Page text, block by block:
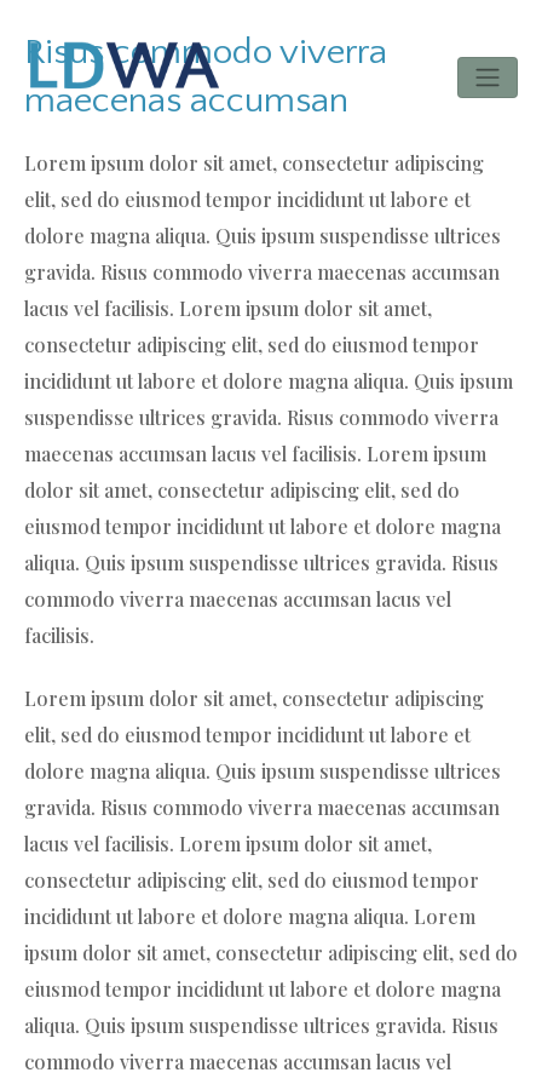
Risus commodo viverra
maecenas accumsan
Lorem ipsum dolor sit amet, consectetur adipiscing
elit, sed do eiusmod tempor incididunt ut labore et
dolore magna aliqua. Quis ipsum suspendisse ultrices
gravida. Risus commodo viverra maecenas accumsan
lacus vel facilisis. Lorem ipsum dolor sit amet,
consectetur adipiscing elit, sed do eiusmod tempor
incididunt ut labore et dolore magna aliqua. Quis ipsum
suspendisse ultrices gravida. Risus commodo viverra
maecenas accumsan lacus vel facilisis. Lorem ipsum
dolor sit amet, consectetur adipiscing elit, sed do
eiusmod tempor incididunt ut labore et dolore magna
aliqua. Quis ipsum suspendisse ultrices gravida. Risus
commodo viverra maecenas accumsan lacus vel
facilisis.
Lorem ipsum dolor sit amet, consectetur adipiscing
elit, sed do eiusmod tempor incididunt ut labore et
dolore magna aliqua. Quis ipsum suspendisse ultrices
gravida. Risus commodo viverra maecenas accumsan
lacus vel facilisis. Lorem ipsum dolor sit amet,
consectetur adipiscing elit, sed do eiusmod tempor
incididunt ut labore et dolore magna aliqua. Lorem
ipsum dolor sit amet, consectetur adipiscing elit, sed do
eiusmod tempor incididunt ut labore et dolore magna
aliqua. Quis ipsum suspendisse ultrices gravida. Risus
commodo viverra maecenas accumsan lacus vel